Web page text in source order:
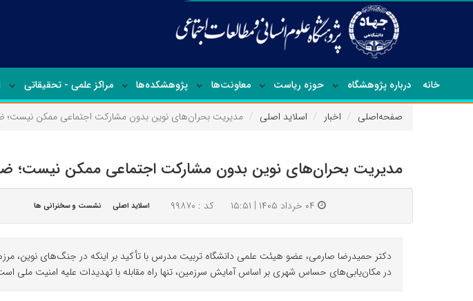
خانه درباره پژوهشگاه حوزه ریاست معاونت‌ها پژوهشکده‌ها مراکز علمی - تحقیقاتی
صفحه‌اصلی اخبار اسلاید اصلی مدیریت بحران‌های نوین بدون مشارکت اجتماعی ممکن نیست؛
مدیریت بحران‌های نوین بدون مشارکت اجتماعی ممکن نیست؛
کد : ۹۹۸۷۰ اسلاید اصلی نشست و سخنرانی ها
دکتر حمیدرضا صارمی، عضو هیئت علمی دانشگاه تربیت مدرس با تأکید بر اینکه در جنگ‌های نوین،
در مکان‌یابی‌های حساس شهری بر اساس آمایش سرزمین، تنها راه مقابله با تهدیدات علیه امنیت ملی